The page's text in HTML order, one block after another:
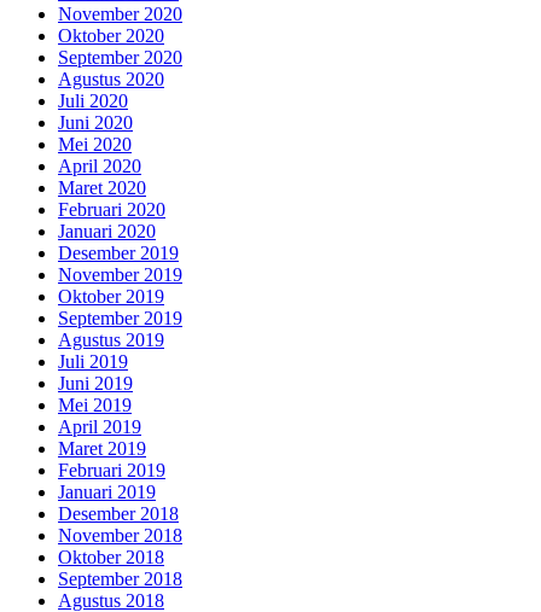
November 2020
Oktober 2020
September 2020
Agustus 2020
Juli 2020
Juni 2020
Mei 2020
April 2020
Maret 2020
Februari 2020
Januari 2020
Desember 2019
November 2019
Oktober 2019
September 2019
Agustus 2019
Juli 2019
Juni 2019
Mei 2019
April 2019
Maret 2019
Februari 2019
Januari 2019
Desember 2018
November 2018
Oktober 2018
September 2018
Agustus 2018